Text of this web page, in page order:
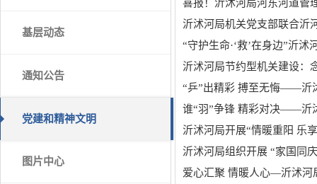
基层动态
通知公告
党建和精神文明
图片中心
喜报！沂沭河局河东河道管
沂沭河局机关党支部联合沂
“守护生命·‘救’在身边”沂
沂沭河局节约型机关建设：
“乒”出精彩 搏至无悔——沂
谁“羽”争锋 精彩对决——沂
沂沭河局开展“情暖重阳 乐
沂沭河局组织开展 “家国同
爱心汇聚 情暖人心—沂沭河